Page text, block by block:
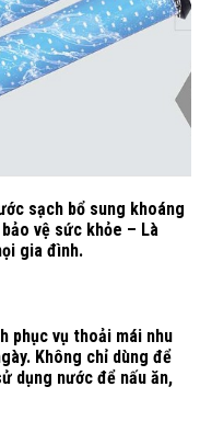
sạch bổ sung khoáng
vệ sức khỏe – Là
gia đình.
phục vụ thoải mái nhu
Không chỉ dùng để
dụng nước để nấu ăn,